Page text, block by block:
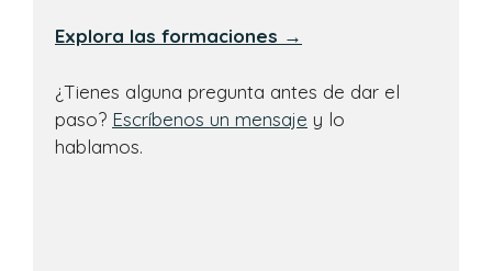
Explora las formaciones →
¿Tienes alguna pregunta antes de dar el
paso? Escríbenos un mensaje y lo
hablamos.